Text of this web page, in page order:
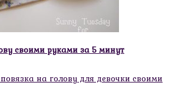
своими руками за 5 минут